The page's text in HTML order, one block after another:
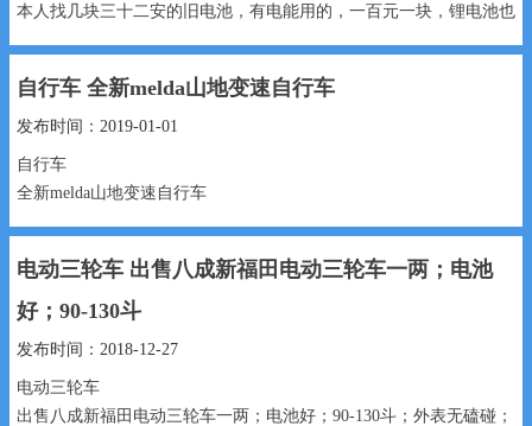
本人找几块三十二安的旧电池，有电能用的，一百元一块，锂电池也
100元元 18731957436...
自行车 全新melda山地变速自行车
发布时间：2019-01-01
自行车
全新melda山地变速自行车
电动三轮车 出售八成新福田电动三轮车一两；电池
好；90-130​‌‌​‌‌斗
发布时间：2018-12-27
电动三轮车
出售八成新福田电动三轮车一两；电池好；90-130​‌‌​‌‌斗；外表无磕碰；